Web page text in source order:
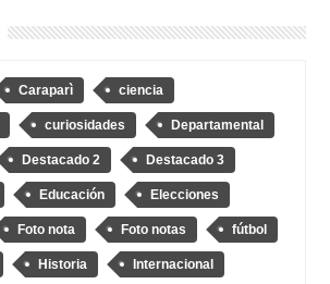
Caraparì ciencia
curiosidades Departamental
Destacado 2 Destacado 3
Educación Elecciones
Foto nota Foto notas fútbol
Historia Internacional